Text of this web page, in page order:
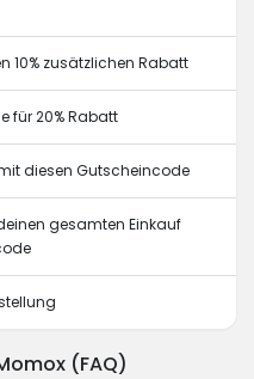
10% zusätzlichen Rabatt
für 20% Rabatt
diesen Gutscheincode
gesamten Einkauf
(FAQ)